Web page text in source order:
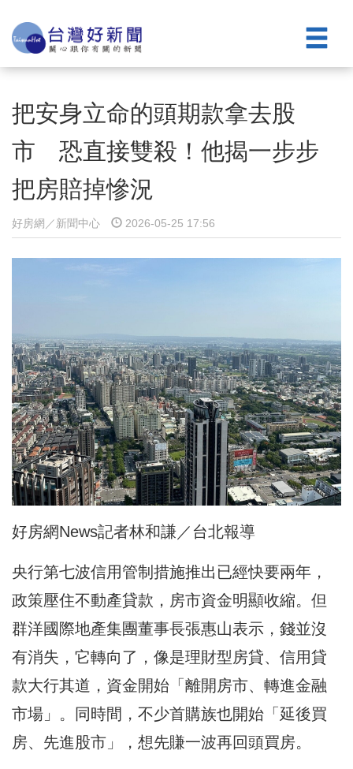
把安身立命的頭期款拿去股
市 恐直接雙殺！他揭一步步
把房賠掉慘況
好房網／新聞中心 2026-05-25 17:56
好房網News記者林和謙／台北報導
央行第七波信用管制措施推出已經快要兩年，
政策壓住不動產貸款，房市資金明顯收縮。但
群洋國際地產集團董事長張惠山表示，錢並沒
有消失，它轉向了，像是理財型房貸、信用貸
款大行其道，資金開始「離開房市、轉進金融
市場」。同時間，不少首購族也開始「延後買
房、先進股市」，想先賺一波再回頭買房。